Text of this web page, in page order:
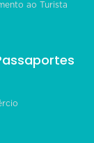
ao Turista